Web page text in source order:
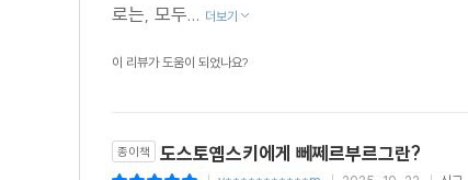
로는, 모두... 더보기
이 리뷰가 도움이 되었나요?
종이책 도스토옙스키에게 뻬쩨르부르그란?